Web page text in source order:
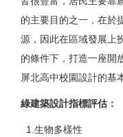
的主要目的之一，在於
源，因此在區域發展上
的條件下，打造一座開
屏北高中校園設計的基
綠建築設計指標評估：
1.生物多樣性